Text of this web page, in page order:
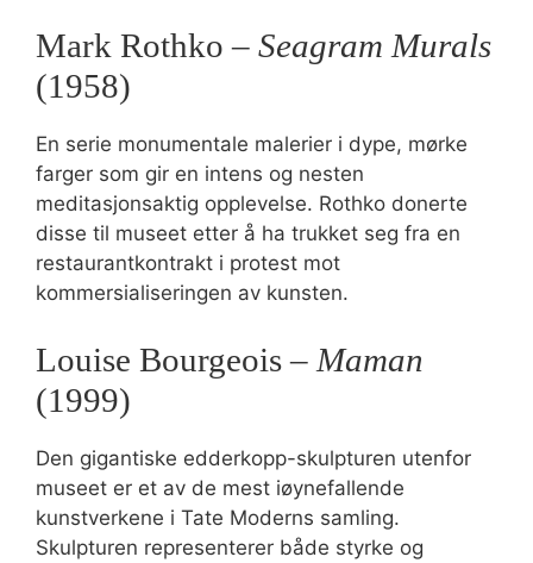
Mark Rothko – Seagram Murals
(1958)
En serie monumentale malerier i dype, mørke
farger som gir en intens og nesten
meditasjonsaktig opplevelse. Rothko donerte
disse til museet etter å ha trukket seg fra en
restaurantkontrakt i protest mot
kommersialiseringen av kunsten.
Louise Bourgeois – Maman
(1999)
Den gigantiske edderkopp-skulpturen utenfor
museet er et av de mest iøynefallende
kunstverkene i Tate Moderns samling.
Skulpturen representerer både styrke og